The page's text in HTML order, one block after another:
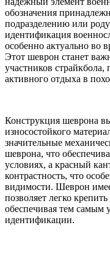
обозначения
подразделению или
идентификация
особенно актуально во
Этот шеврон станет
участников
активного отдыха в
Конструкция шеврона
износостойкого
значительные
шеврона, что
условиях, а красный
контрастность, что
видимости. Шеврон
позволяет легко
обеспечивая тем самым
идентификации.